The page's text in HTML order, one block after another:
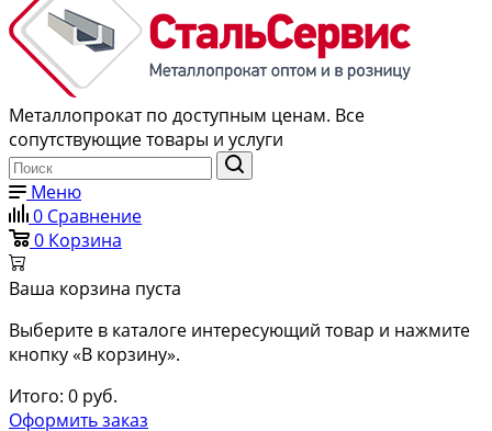
Металлопрокат по доступным ценам. Все
сопутствующие товары и услуги
Меню
0 Сравнение
0 Корзина
Ваша корзина пуста
Выберите в каталоге интересующий товар и нажмите
кнопку «В корзину».
Итого: 0 руб.
Оформить заказ